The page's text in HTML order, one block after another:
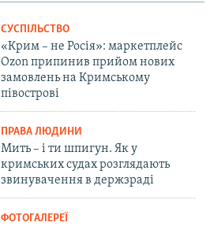
СУСПІЛЬСТВО
«Крим – не Росія»: маркетплейс
Ozon припинив прийом нових
замовлень на Кримському
півострові
ПРАВА ЛЮДИНИ
Мить – і ти шпигун. Як у
кримських судах розглядають
звинувачення в держзраді
ФОТОГАЛЕРЕЇ